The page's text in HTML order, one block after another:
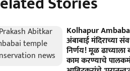
Kolhapur
अंबाबाई मंदिराच्या
निर्णय! मूळ
काम करण्याचे